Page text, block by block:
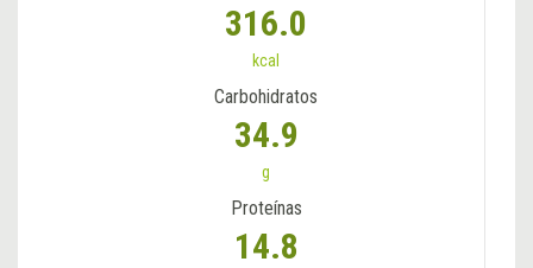
316.0
kcal
Carbohidratos
34.9
g
Proteínas
14.8